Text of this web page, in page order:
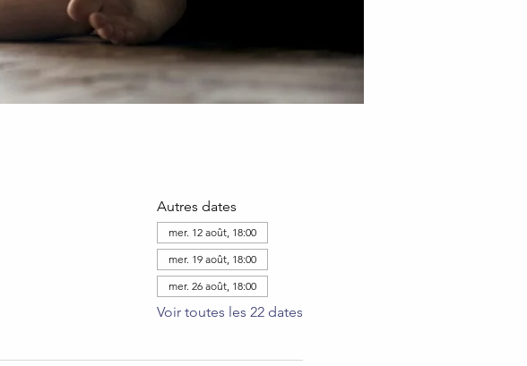
Autres dates
mer. 12 août, 18:00
mer. 19 août, 18:00
mer. 26 août, 18:00
Voir toutes les 22 dates